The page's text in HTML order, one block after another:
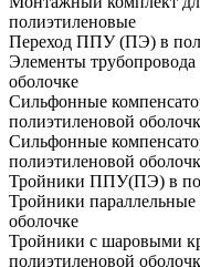
полиэтиленовые
Переход ППУ (ПЭ) в
Элементы
оболочке
Сильфонные
полиэтиленовой
Сильфонные
полиэтиленовой
Тройники ППУ(ПЭ) в
Тройники
оболочке
Тройники с шаровыми
полиэтиленовой